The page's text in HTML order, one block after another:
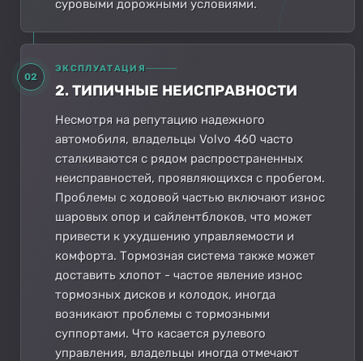
суровыми дорожными условиями.
02
ЭКСПЛУАТАЦИЯ
2. ТИПИЧНЫЕ НЕИСПРАВНОСТИ
Несмотря на репутацию надежного
автомобиля, владельцы Volvo 460 часто
сталкиваются с рядом распространенных
неисправностей, проявляющихся с пробегом.
Проблемы с ходовой частью включают износ
шаровых опор и сайлентблоков, что может
привести к ухудшению управляемости и
комфорта. Тормозная система также может
доставить хлопот - частое явление износ
тормозных дисков и колодок, иногда
возникают проблемы с тормозными
суппортами. Что касается рулевого
управления, владельцы иногда отмечают